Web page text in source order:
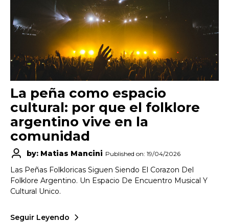
La peña como espacio
cultural: por que el folklore
argentino vive en la
comunidad
by: Matias Mancini Published on: 19/04/2026
Las Peñas Folkloricas Siguen Siendo El Corazon Del
Folklore Argentino. Un Espacio De Encuentro Musical Y
Cultural Unico.
Seguir Leyendo